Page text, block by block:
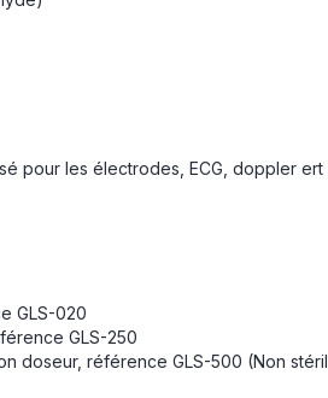
pour les électrodes, ECG, doppler
GLS-020
GLS-250
doseur, référence GLS-500 (Non